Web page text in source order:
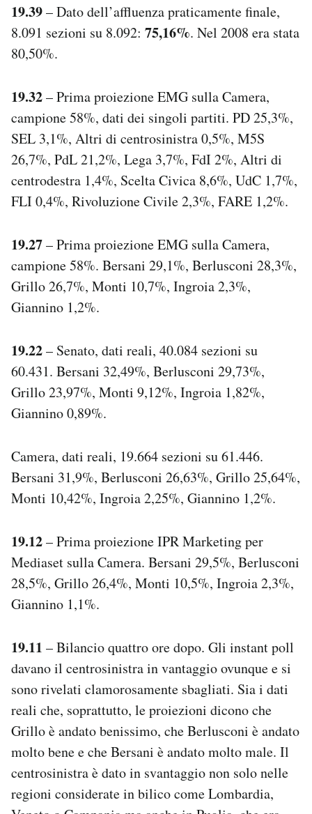
19.39– Dato dell’affluenza praticamente finale,
8.091 sezioni su 8.092: 75,16%. Nel 2008 era stata
80,50%.
19.32– Prima proiezione EMG sulla Camera,
campione 58%, dati dei singoli partiti. PD 25,3%,
SEL 3,1%, Altri di centrosinistra 0,5%, M5S
26,7%, PdL 21,2%, Lega 3,7%, FdI 2%, Altri di
centrodestra 1,4%, Scelta Civica 8,6%, UdC 1,7%,
FLI 0,4%, Rivoluzione Civile 2,3%, FARE 1,2%.
19.27– Prima proiezione EMG sulla Camera,
campione 58%. Bersani 29,1%, Berlusconi 28,3%,
Grillo 26,7%, Monti 10,7%, Ingroia 2,3%,
Giannino 1,2%.
19.22– Senato, dati reali, 40.084 sezioni su
60.431. Bersani 32,49%, Berlusconi 29,73%,
Grillo 23,97%, Monti 9,12%, Ingroia 1,82%,
Giannino 0,89%.
Camera, dati reali, 19.664 sezioni su 61.446.
Bersani 31,9%, Berlusconi 26,63%, Grillo 25,64%,
Monti 10,42%, Ingroia 2,25%, Giannino 1,2%.
19.12– Prima proiezione IPR Marketing per
Mediaset sulla Camera. Bersani 29,5%, Berlusconi
28,5%, Grillo 26,4%, Monti 10,5%, Ingroia 2,3%,
Giannino 1,1%.
19.11 – Bilancio quattro ore dopo. Gli instant poll
davano il centrosinistra in vantaggio ovunque e si
sono rivelati clamorosamente sbagliati. Sia i dati
reali che, soprattutto, le proiezioni dicono che
Grillo è andato benissimo, che Berlusconi è andato
molto bene e che Bersani è andato molto male. Il
centrosinistra è dato in svantaggio non solo nelle
regioni considerate in bilico come Lombardia,